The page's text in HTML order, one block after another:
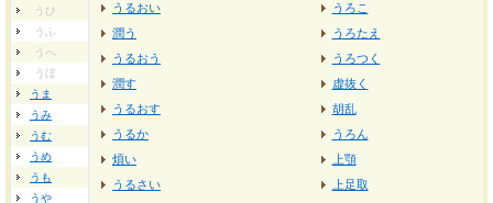
うひ
うふ
うへ
うほ
うま
うみ
うむ
うめ
うも
うや
うるおい
潤う
うるおう
潤す
うるおす
うるか
煩い
うるさい
うろこ
うろたえ
うろつく
虚抜く
胡乱
うろん
上顎
上足取